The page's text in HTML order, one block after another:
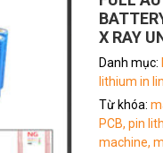
X RAY
Danh mục:
lithium in
Từ khóa:
PCB, pin
machine,